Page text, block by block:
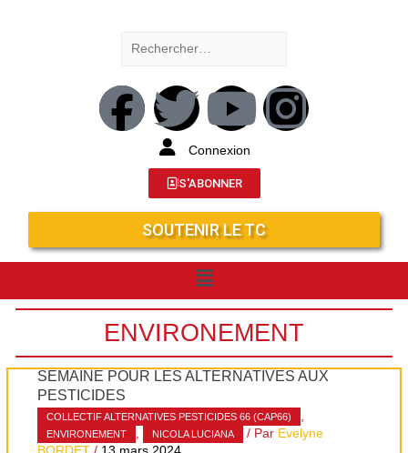
Connexion
S'ABONNER
SOUTENIR LE TC
ENVIRONEMENT
SEMAINE POUR LES ALTERNATIVES AUX
PESTICIDES
COLLECTIF ALTERNATIVES PESTICIDES 66 (CAP66) ,
ENVIRONEMENT , NICOLA LUCIANA / Par Evelyne